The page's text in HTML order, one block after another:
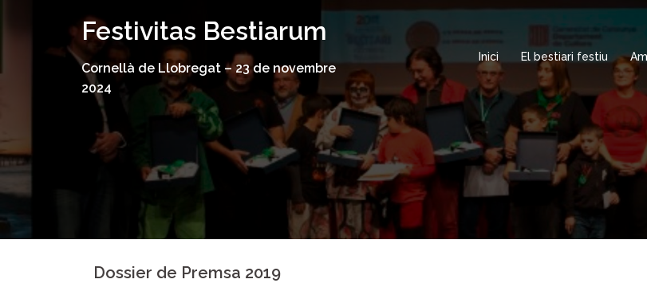
Festivitas Bestiarum
Cornellà de Llobregat – 23 de novembre
2024
Inici El bestiari festiu
Dossier de Premsa 2019